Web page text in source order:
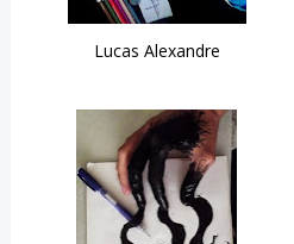
Lucas Alexandre